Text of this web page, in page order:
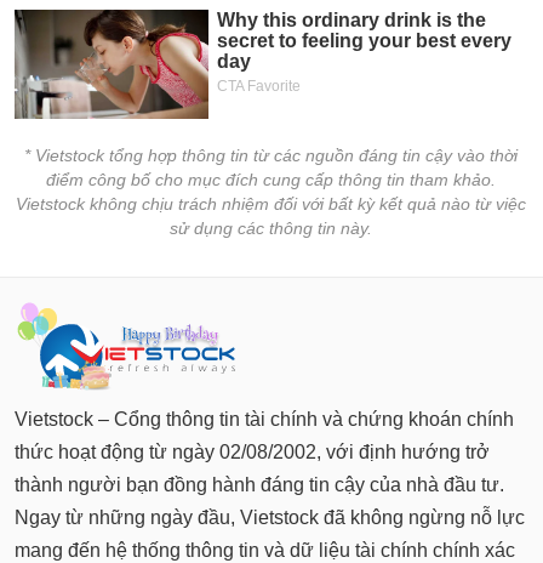
* Vietstock tổng hợp thông tin từ các nguồn đáng tin cậy vào thời
điểm công bố cho mục đích cung cấp thông tin tham khảo.
Vietstock không chịu trách nhiệm đối với bất kỳ kết quả nào từ việc
sử dụng các thông tin này.
Vietstock – Cổng thông tin tài chính và chứng khoán chính
thức hoạt động từ ngày 02/08/2002, với định hướng trở
thành người bạn đồng hành đáng tin cậy của nhà đầu tư.
Ngay từ những ngày đầu, Vietstock đã không ngừng nỗ lực
mang đến hệ thống thông tin và dữ liệu tài chính chính xác